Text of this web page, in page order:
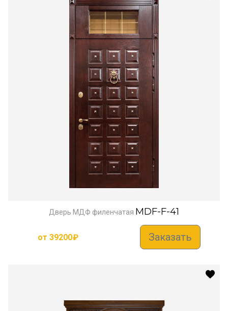
Дверь МДФ филенчатая MDF-F-41
от 39200₽ Заказать